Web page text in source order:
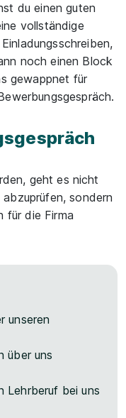
du einen guten
vollständige
noch einen Block
gewappnet für
geht es nicht
sondern
für die Firma
unseren
über uns
Lehrberuf bei uns